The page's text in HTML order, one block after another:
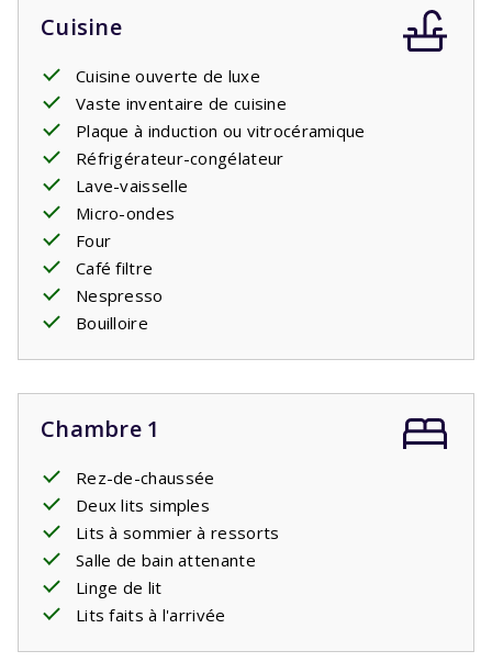
Cuisine
Cuisine ouverte de luxe
Vaste inventaire de cuisine
Plaque à induction ou vitrocéramique
Réfrigérateur-congélateur
Lave-vaisselle
Micro-ondes
Four
Café filtre
Nespresso
Bouilloire
Chambre 1
Rez-de-chaussée
Deux lits simples
Lits à sommier à ressorts
Salle de bain attenante
Linge de lit
Lits faits à l'arrivée